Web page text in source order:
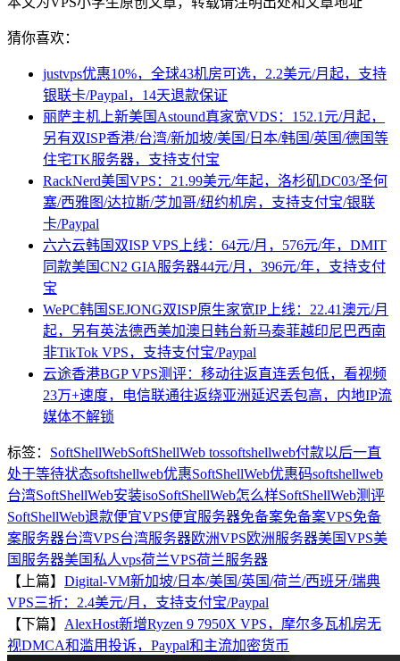
猜你喜欢：
justvps优惠10%，全球43机房可选，2.2美元/月起，支持
银联卡/Paypal，14天退款保证
丽萨主机上新美国Astound真家宽VDS：152.1元/月起，
另有双ISP香港/台湾/新加坡/美国/日本/韩国/英国/德国等
住宅TK服务器，支持支付宝
RackNerd美国VPS：21.99美元/年起，洛杉矶DC03/圣何
塞/西雅图/达拉斯/芝加哥/纽约机房，支持支付宝/银联
卡/Paypal
六六云韩国双ISP VPS上线：64元/月，576元/年，DMIT
同款美国CN2 GIA服务器44元/月，396元/年，支持支付
宝
WePC韩国SEJONG双ISP原生家宽IP上线：22.41澳元/月
起，另有英法德西美加澳日韩台新马泰菲越印尼巴西南
非TikTok VPS，支持支付宝/Paypal
云途香港BGP VPS测评：移动往返直连丢包低，看视频
23万+速度，电信联通往返绕亚洲延迟丢包高，内地IP流
媒体不解锁
标签： SoftShellWebSoftShellWeb tossoftshellweb付款以后一直
处于等待状态softshellweb优惠SoftShellWeb优惠码softshellweb
台湾SoftShellWeb安装isoSoftShellWeb怎么样SoftShellWeb测评
SoftShellWeb退款便宜VPS便宜服务器免备案免备案VPS免备
案服务器台湾VPS台湾服务器欧洲VPS欧洲服务器美国VPS美
国服务器美国私人vps荷兰VPS荷兰服务器
【上篇】 Digital-VM新加坡/日本/美国/英国/荷兰/西班牙/瑞典
VPS三折：2.4美元/月，支持支付宝/Paypal
【下篇】 AlexHost新增Ryzen 9 7950X VPS，摩尔多瓦机房无
视DMCA和滥用投诉，Paypal和主流加密货币